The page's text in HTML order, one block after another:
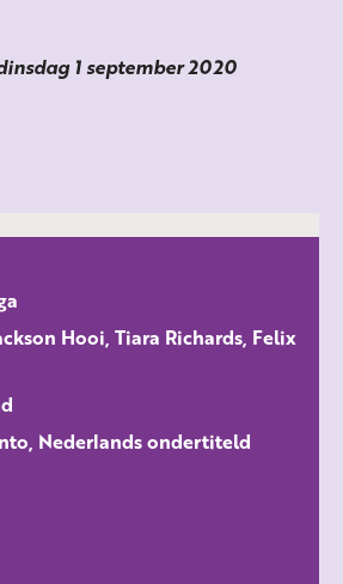
1 september 2020
Hooi, Tiara Richards, Felix
Nederlands ondertiteld